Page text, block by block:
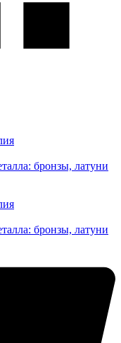
бронзы, латуни
бронзы, латуни